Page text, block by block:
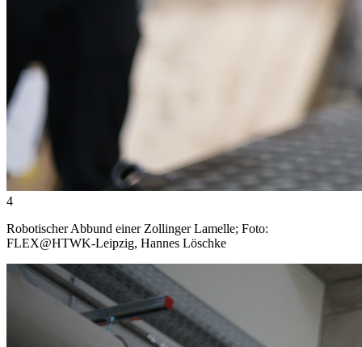
4
Robotischer Abbund einer Zollinger Lamelle; Foto:
FLEX@HTWK-Leipzig, Hannes Löschke